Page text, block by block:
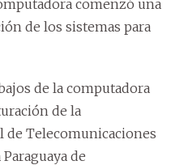
comenzó una
de los sistemas para
de la computadora
de la
Telecomunicaciones
de